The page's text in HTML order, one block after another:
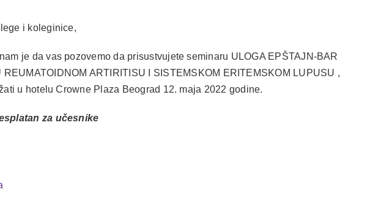
i koleginice,
je da vas pozovemo da prisustvujete seminaru ULOGA EPŠTAJN-BAR
REUMATOIDNOM ARTIRITISU I SISTEMSKOM ERITEMSKOM LUPUSU ,
u hotelu Crowne Plaza Beograd 12. maja 2022 godine.
za učesnike